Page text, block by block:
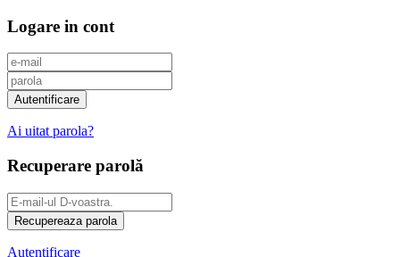
Logare in cont
Ai uitat parola?
Recuperare parolă
Autentificare